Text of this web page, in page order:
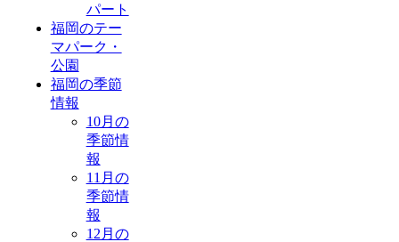
パート
福岡のテー
マパーク・
公園
福岡の季節
情報
10月の
季節情
報
11月の
季節情
報
12月の